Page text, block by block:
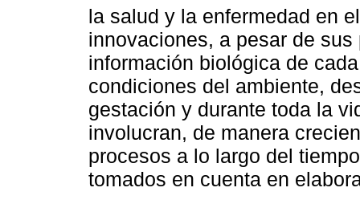
la salud y la enfermedad en
innovaciones, a pesar de
información biológica de
condiciones del ambiente,
gestación y durante toda la
involucran, de manera
procesos a lo largo del
tomados en cuenta en